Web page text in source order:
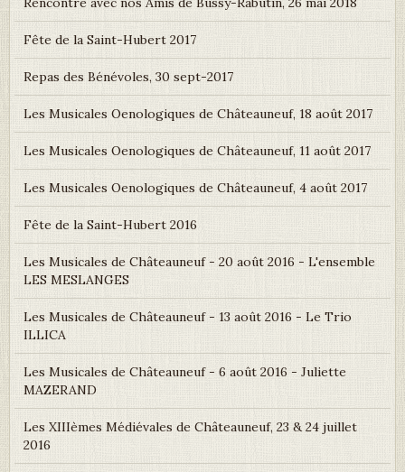
Fête de la Saint-Hubert 2017
Repas des Bénévoles, 30 sept-2017
Les Musicales Oenologiques de Châteauneuf, 18 août 2017
Les Musicales Oenologiques de Châteauneuf, 11 août 2017
Les Musicales Oenologiques de Châteauneuf, 4 août 2017
Fête de la Saint-Hubert 2016
Les Musicales de Châteauneuf - 20 août 2016 - L'ensemble
LES MESLANGES
Les Musicales de Châteauneuf - 13 août 2016 - Le Trio
ILLICA
Les Musicales de Châteauneuf - 6 août 2016 - Juliette
MAZERAND
Les XIIIèmes Médiévales de Châteauneuf, 23 & 24 juillet
2016